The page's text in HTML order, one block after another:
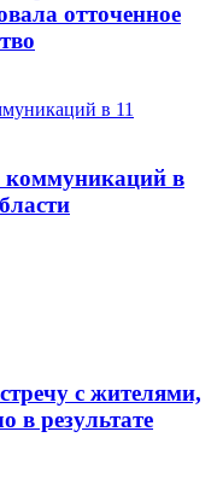
отточенное
коммуникаций в
с жителями,
в результате